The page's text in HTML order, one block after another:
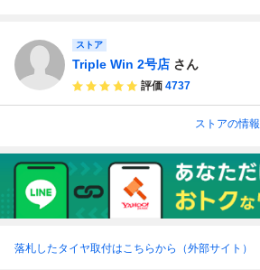
ストア
Triple Win 2号店 さん
評価 4737
ストアの情報
落札したタイヤ取付はこちらから（外部サイト）